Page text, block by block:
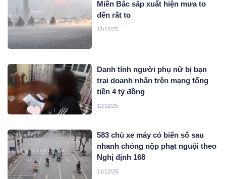
Miền Bắc sắp xuất hiện mưa to
đến rất to
12/12/25
Danh tính người phụ nữ bị bạn
trai doanh nhân trên mạng tống
tiền 4 tỷ đồng
12/12/25
583 chủ xe máy có biển số sau
nhanh chóng nộp phạt nguội theo
Nghị định 168
11/12/25